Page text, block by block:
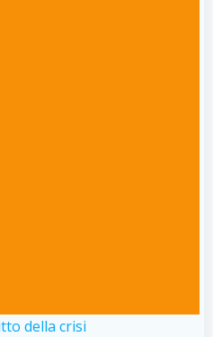
della crisi